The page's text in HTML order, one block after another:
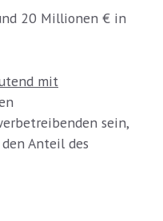
20 Millionen € in
mit
sein,
Anteil des